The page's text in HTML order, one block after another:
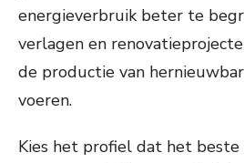
energieverbruik beter te
verlagen en
de productie van
voeren.
Kies het profiel dat het beste